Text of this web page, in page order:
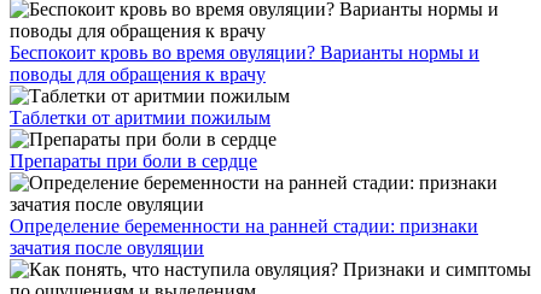
Беспокоит кровь во время овуляции? Варианты нормы и
поводы для обращения к врачу
Таблетки от аритмии пожилым
Препараты при боли в сердце
Определение беременности на ранней стадии: признаки
зачатия после овуляции